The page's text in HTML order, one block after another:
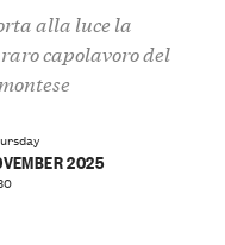
alla luce la
capolavoro del
2025